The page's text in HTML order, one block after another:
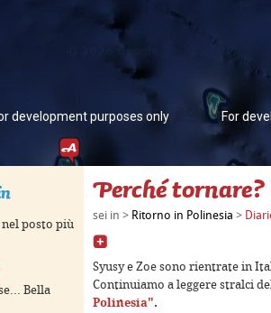
development purposes only For
posto più
Bella
Perché tornare?
sei in > Ritorno in Polinesia >
Syusy e Zoe sono rientrate in
Continuiamo a leggere stralci
Polinesia".